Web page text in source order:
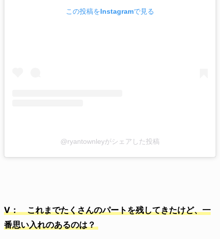
この投稿をInstagramで見る
@ryantownleyがシェアした投稿
V： これまでたくさんのパートを残してきたけど、一
番思い入れのあるのは？